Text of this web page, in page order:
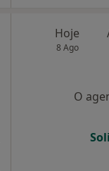
Hoje
8 Ago
O